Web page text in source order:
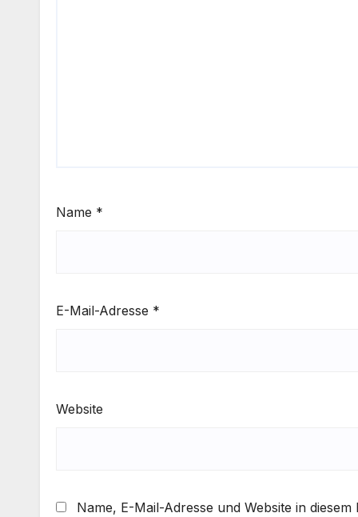
Name *
E-Mail-Adresse *
Website
Name, E-Mail-Adresse und Website in